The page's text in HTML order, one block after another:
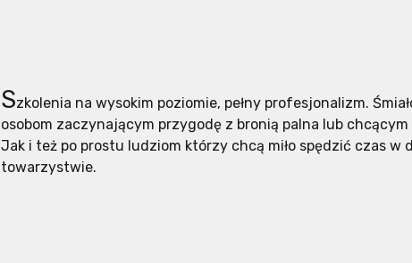
Szkolenia na wysokim poziomie, pełny profesjonalizm.
osobom zaczynającym przygodę z bronią palna lub
Jak i też po prostu ludziom którzy chcą miło spędzić czas w
towarzystwie.